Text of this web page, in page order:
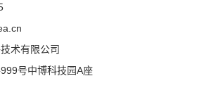
术有限公司
号中博科技园A座